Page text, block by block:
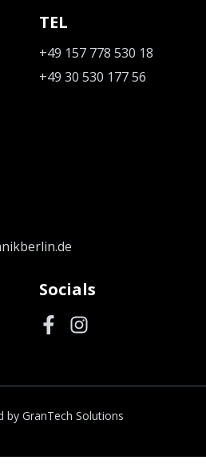
TEL
+49 157 778 530 18
+49 30 530 177 56
Socials
by GranTech Solutions